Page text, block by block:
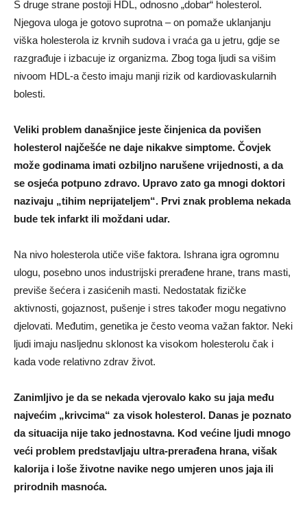
S druge strane postoji HDL, odnosno „dobar“ holesterol.
Njegova uloga je gotovo suprotna – on pomaže uklanjanju
viška holesterola iz krvnih sudova i vraća ga u jetru, gdje se
razgrađuje i izbacuje iz organizma. Zbog toga ljudi sa višim
nivoom HDL-a često imaju manji rizik od kardiovaskularnih
bolesti.
Veliki problem današnjice jeste činjenica da povišen
holesterol najčešće ne daje nikakve simptome. Čovjek
može godinama imati ozbiljno narušene vrijednosti, a da
se osjeća potpuno zdravo. Upravo zato ga mnogi doktori
nazivaju „tihim neprijateljem“. Prvi znak problema nekada
bude tek infarkt ili moždani udar.
Na nivo holesterola utiče više faktora. Ishrana igra ogromnu
ulogu, posebno unos industrijski prerađene hrane, trans masti,
previše šećera i zasićenih masti. Nedostatak fizičke
aktivnosti, gojaznost, pušenje i stres također mogu negativno
djelovati. Međutim, genetika je često veoma važan faktor. Neki
ljudi imaju nasljednu sklonost ka visokom holesterolu čak i
kada vode relativno zdrav život.
Zanimljivo je da se nekada vjerovalo kako su jaja među
najvećim „krivcima“ za visok holesterol. Danas je poznato
da situacija nije tako jednostavna. Kod većine ljudi mnogo
veći problem predstavljaju ultra-prerađena hrana, višak
kalorija i loše životne navike nego umjeren unos jaja ili
prirodnih masnoća.